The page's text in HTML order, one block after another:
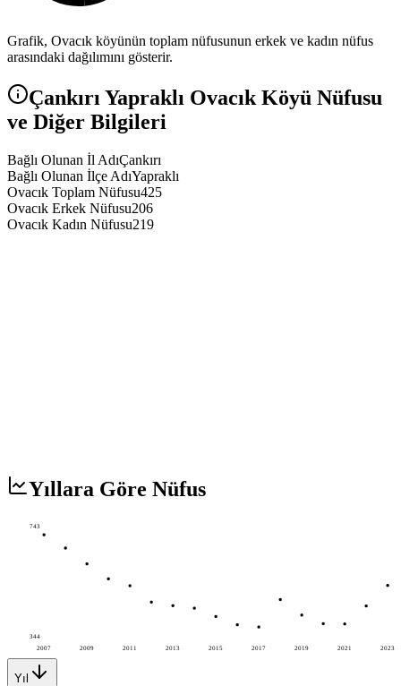
Grafik, Ovacık köyünün toplam nüfusunun erkek ve kadın nüfus
arasındaki dağılımını gösterir.
Çankırı Yapraklı Ovacık Köyü Nüfusu
ve Diğer Bilgileri
Bağlı Olunan İl AdıÇankırı
Bağlı Olunan İlçe AdıYapraklı
Ovacık Toplam Nüfusu425
Ovacık Erkek Nüfusu206
Ovacık Kadın Nüfusu219
Yıllara Göre Nüfus
2007 2009 2011 2013 2015 2017 2019 2021 2023
743
344
Yıl